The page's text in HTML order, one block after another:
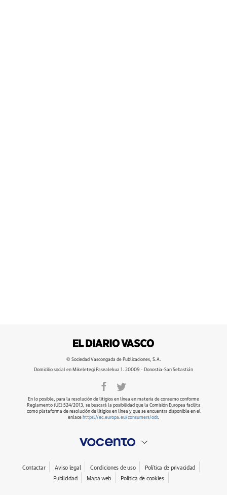
© Sociedad Vascongada de Publicaciones, S.A.
Domicilio social en Mikeletegi Pasealekua 1. 20009 - Donostia-San Sebastián
En lo posible, para la resolución de litigios en línea en materia de consumo conforme
Reglamento (UE) 524/2013, se buscará la posibilidad que la Comisión Europea facilita
como plataforma de resolución de litigios en línea y que se encuentra disponible en el
enlace https://ec.europa.eu/consumers/odr.
Contactar Aviso legal Condiciones de uso
Política de privacidad
Publicidad
Mapa web Política de cookies